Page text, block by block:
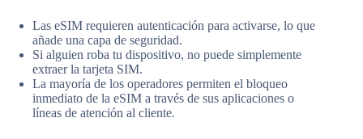
Las eSIM requieren autenticación para activarse, lo que
añade una capa de seguridad.
Si alguien roba tu dispositivo, no puede simplemente
extraer la tarjeta SIM.
La mayoría de los operadores permiten el bloqueo
inmediato de la eSIM a través de sus aplicaciones o
líneas de atención al cliente.